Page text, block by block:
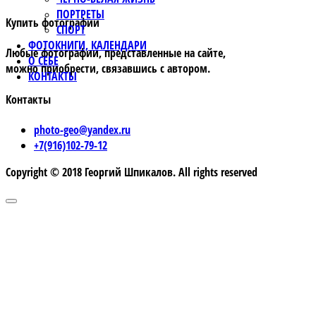
ПОРТРЕТЫ
СПОРТ
ФОТОКНИГИ, КАЛЕНДАРИ
О СЕБЕ
КОНТАКТЫ
Купить фотографии
Любые фотографии, представленные на сайте,
можно приобрести, связавшись с автором.
Контакты
photo-geo@yandex.ru
+7(916)102-79-12
Copyright © 2018 Георгий Шпикалов. All rights reserved